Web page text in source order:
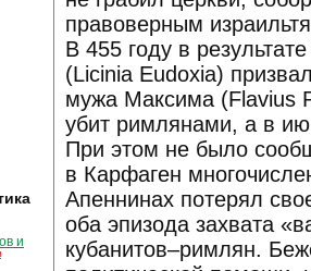
и
правоверным
В 455 году в
(Licinia Eudoxia)
мужа Максима (Flavius
убит римлянами, а в
При этом не было
в Карфаген
Апеннинах потерял
оба эпизода захвата
кубанитов–римлян.